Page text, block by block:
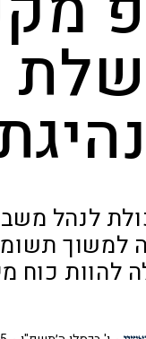
לנהל
למשוך
כוח